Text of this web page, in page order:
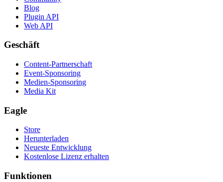
Blog
Plugin API
Web API
Geschäft
Content-Partnerschaft
Event-Sponsoring
Medien-Sponsoring
Media Kit
Eagle
Store
Herunterladen
Neueste Entwicklung
Kostenlose Lizenz erhalten
Funktionen